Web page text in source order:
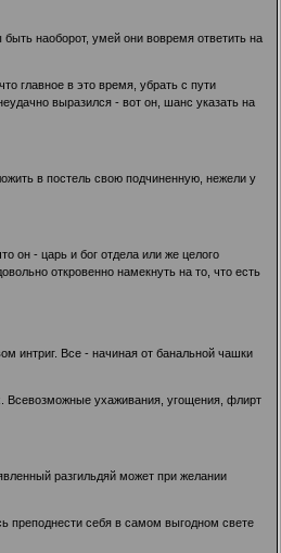
наоборот, умей они вовремя ответить на
главное в это время, убрать с пути
выразился - вот он, шанс указать на
в постель свою подчиненную, нежели у
он - царь и бог отдела или же целого
откровенно намекнуть на то, что есть
интриг. Все - начиная от банальной чашки
Всевозможные ухаживания, угощения, флирт
разгильдяй может при желании
преподнести себя в самом выгодном свете